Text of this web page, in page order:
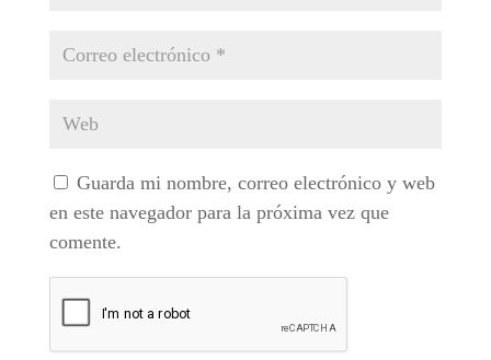
Guarda mi nombre, correo electrónico y web
en este navegador para la próxima vez que
comente.